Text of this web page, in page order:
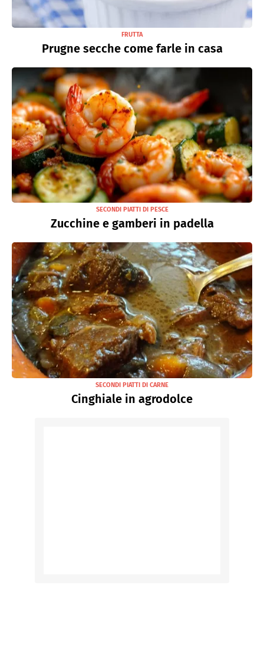
FRUTTA
Prugne secche come farle in casa
SECONDI PIATTI DI PESCE
Zucchine e gamberi in padella
SECONDI PIATTI DI CARNE
Cinghiale in agrodolce